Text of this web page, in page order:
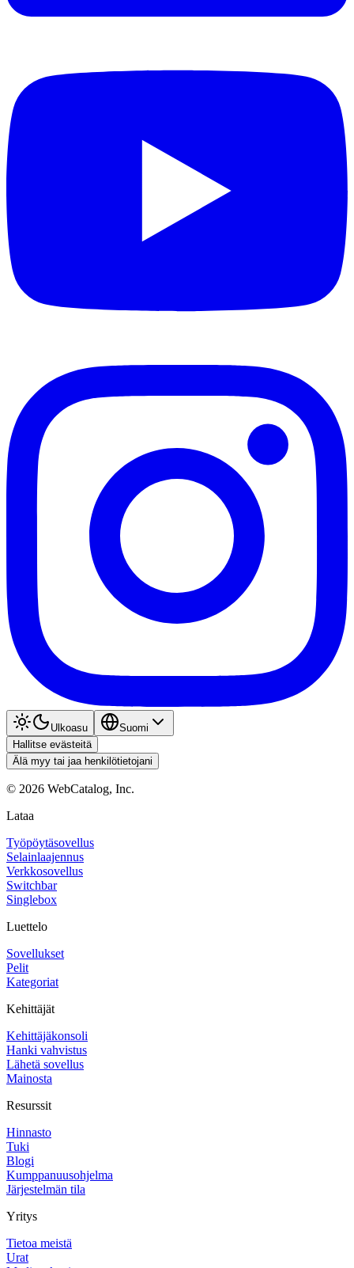
Ulkoasu
Suomi
Hallitse evästeitä
Älä myy tai jaa henkilötietojani
© 2026 WebCatalog, Inc.
Lataa
Työpöytäsovellus
Selainlaajennus
Verkkosovellus
Switchbar
Singlebox
Luettelo
Sovellukset
Pelit
Kategoriat
Kehittäjät
Kehittäjäkonsoli
Hanki vahvistus
Lähetä sovellus
Mainosta
Resurssit
Hinnasto
Tuki
Blogi
Kumppanuusohjelma
Järjestelmän tila
Yritys
Tietoa meistä
Urat